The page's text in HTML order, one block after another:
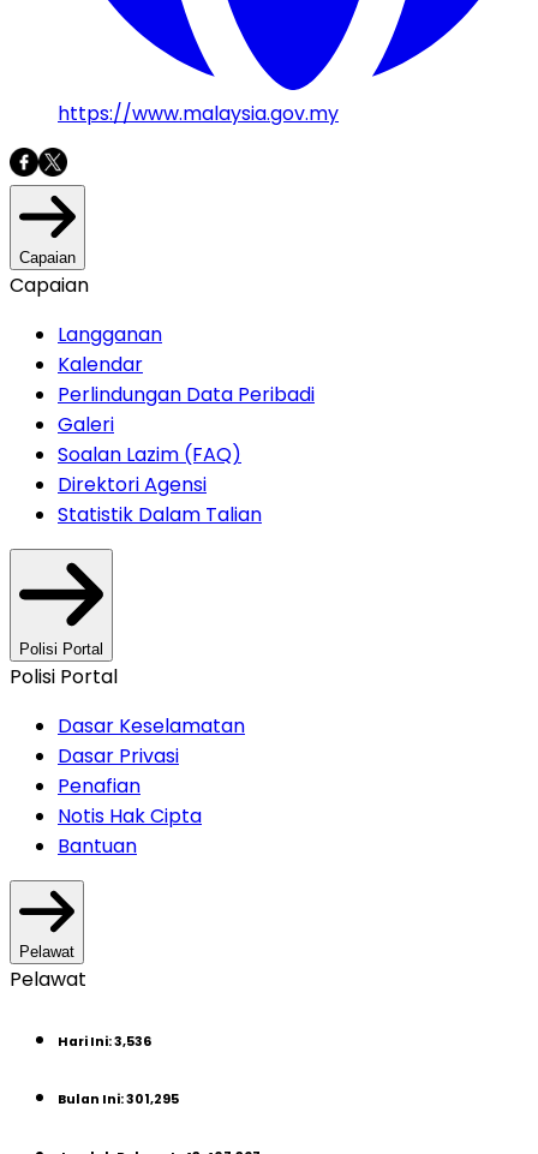
https://www.malaysia.gov.my
Capaian
Capaian
Langganan
Kalendar
Perlindungan Data Peribadi
Galeri
Soalan Lazim (FAQ)
Direktori Agensi
Statistik Dalam Talian
Polisi Portal
Polisi Portal
Dasar Keselamatan
Dasar Privasi
Penafian
Notis Hak Cipta
Bantuan
Pelawat
Pelawat
Hari Ini:3,536
Bulan Ini:301,295